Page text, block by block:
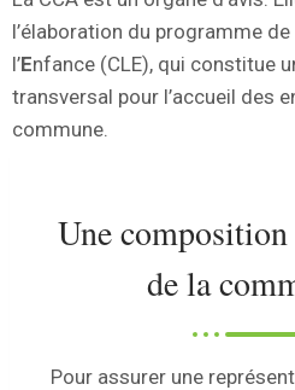
l’élaboration du programme de
l’Enfance (CLE), qui constitue
transversal pour l’accueil des
commune.
Une
de la
Pour assurer une